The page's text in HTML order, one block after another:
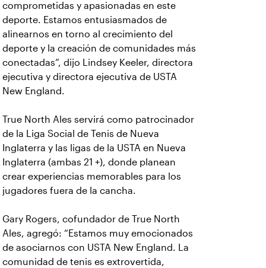
comprometidas y apasionadas en este
deporte. Estamos entusiasmados de
alinearnos en torno al crecimiento del
deporte y la creación de comunidades más
conectadas”, dijo Lindsey Keeler, directora
ejecutiva y directora ejecutiva de USTA
New England.
True North Ales servirá como patrocinador
de la Liga Social de Tenis de Nueva
Inglaterra y las ligas de la USTA en Nueva
Inglaterra (ambas 21 +), donde planean
crear experiencias memorables para los
jugadores fuera de la cancha.
Gary Rogers, cofundador de True North
Ales, agregó: “Estamos muy emocionados
de asociarnos con USTA New England. La
comunidad de tenis es extrovertida,